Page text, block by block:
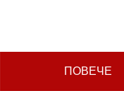
ПОВЕЧЕ